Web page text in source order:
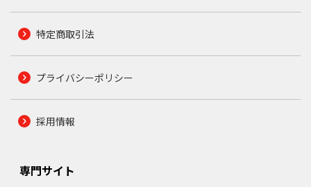
特定商取引法
プライバシーポリシー
採用情報
専門サイト